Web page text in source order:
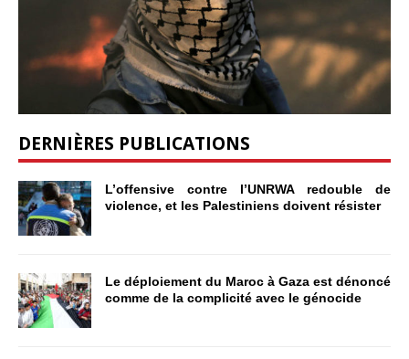
DERNIÈRES PUBLICATIONS
L’offensive contre l’UNRWA redouble de
violence, et les Palestiniens doivent résister
Le déploiement du Maroc à Gaza est dénoncé
comme de la complicité avec le génocide